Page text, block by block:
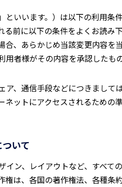
いいます。）は以下の利用条
前に以下の条件をよくお読み
、あらかじめ当該変更内容を
者様がその内容を承認したも
、通信手段などにつきまして
ットにアクセスされるための
いて
ン、レイアウトなど、すべて
は、各国の著作権法、各種条